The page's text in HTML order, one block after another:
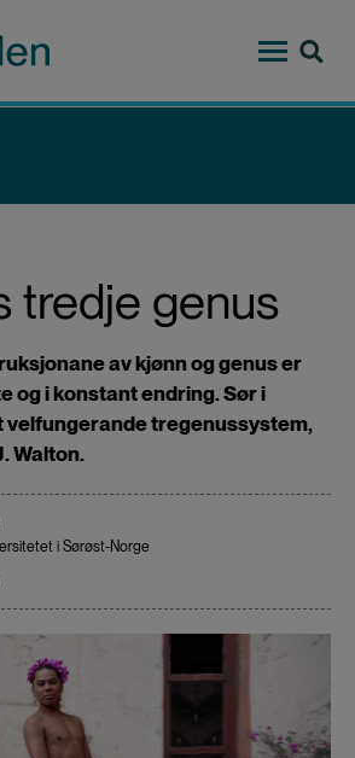
Top
tredje genus
av kjønn og genus er
og i konstant endring. Sør i
velfungerande tregenussystem,
Walton.
i Sørøst-Norge